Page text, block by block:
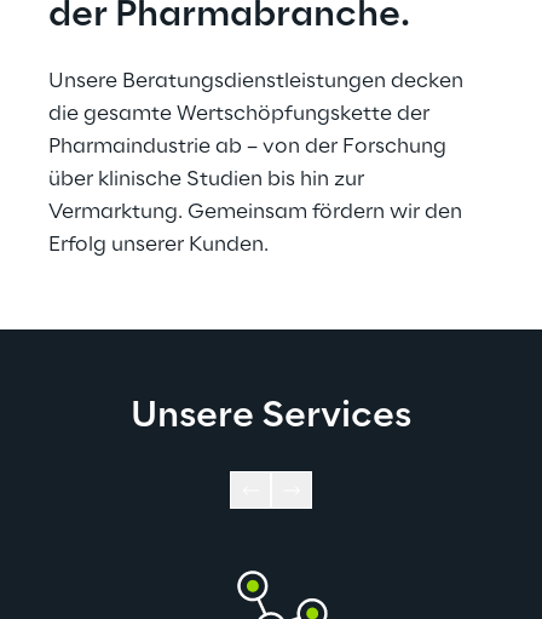
der Pharmabranche.
Unsere Beratungsdienstleistungen decken
die gesamte Wertschöpfungskette der
Pharmaindustrie ab – von der Forschung
über klinische Studien bis hin zur
Vermarktung. Gemeinsam fördern wir den
Erfolg unserer Kunden.
Unsere Services